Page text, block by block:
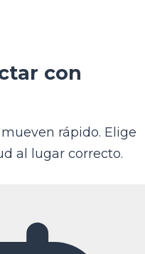
con
rápido. Elige
al lugar correcto.